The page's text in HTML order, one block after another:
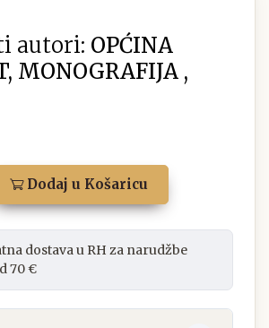
autori: OPĆINA
MONOGRAFIJA ,
Dodaj u Košaricu
dostava u RH za narudžbe
70 €